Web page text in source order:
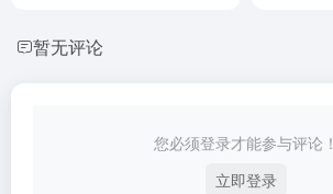
暂无评论
您必须登录才能参与评论！
立即登录